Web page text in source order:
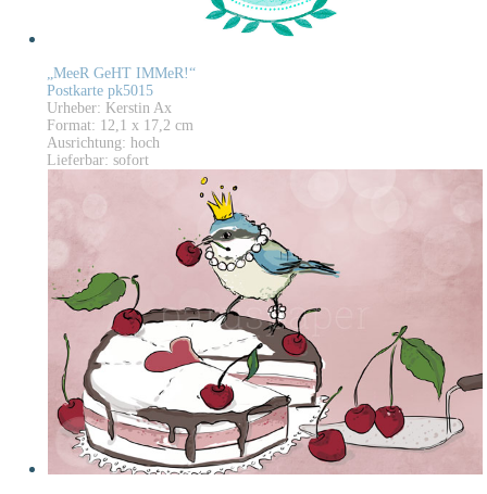
„MeeR GeHT IMMeR!“
Postkarte pk5015
Urheber: Kerstin Ax
Format: 12,1 x 17,2 cm
Ausrichtung: hoch
Lieferbar: sofort